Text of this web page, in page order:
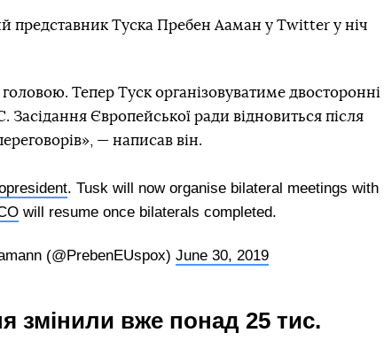
представник Туска Пребен Ааман у Twitter у ніч
Тепер Туск організовуватиме двосторонні
Засідання Європейської ради відновиться після
— написав він.
. Tusk will now organise bilateral meetings with
will resume once bilaterals completed.
(@PrebenEUspox) June 30, 2019
змінили вже понад 25 тис.